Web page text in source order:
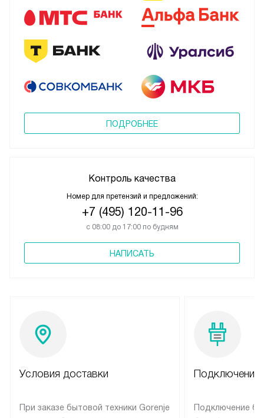
ПОДРОБНЕЕ
Контроль качества
Номер для претензий и предложений:
+7 (495) 120-11-96
с 08:00 до 17:00 по будням
НАПИСАТЬ
Условия доставки
При заказе бытовой техники Gorenje
Подключение
Подключение